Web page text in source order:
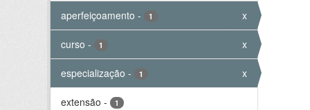
aperfeiçoamento - 1 x
curso - 1 x
especialização - 1 x
extensão - 1